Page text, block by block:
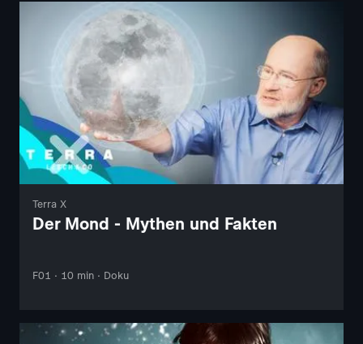
Terra X
Der Mond - Mythen und Fakten
F01 · 10 min · Doku